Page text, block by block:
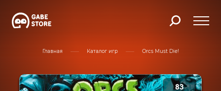
Главная Каталог игр Orcs Must Die!
83